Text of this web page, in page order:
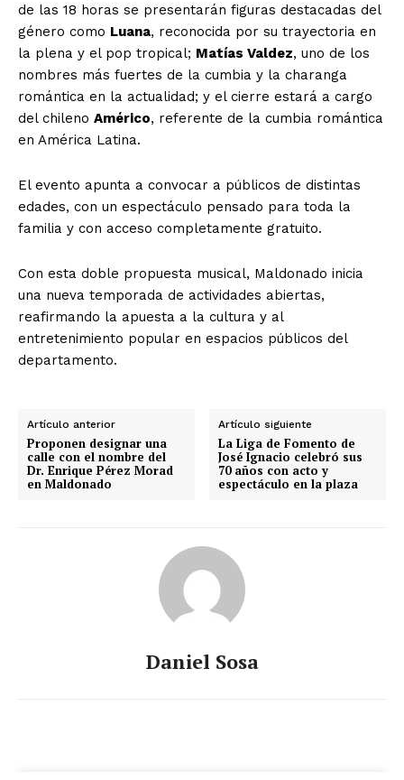
de las 18 horas se presentarán figuras destacadas del
género como Luana, reconocida por su trayectoria en
la plena y el pop tropical; Matías Valdez, uno de los
nombres más fuertes de la cumbia y la charanga
romántica en la actualidad; y el cierre estará a cargo
del chileno Américo, referente de la cumbia romántica
en América Latina.
El evento apunta a convocar a públicos de distintas
edades, con un espectáculo pensado para toda la
familia y con acceso completamente gratuito.
Con esta doble propuesta musical, Maldonado inicia
una nueva temporada de actividades abiertas,
reafirmando la apuesta a la cultura y al
entretenimiento popular en espacios públicos del
departamento.
Artículo anterior
Proponen designar una
calle con el nombre del
Dr. Enrique Pérez Morad
en Maldonado
Artículo siguiente
La Liga de Fomento de
José Ignacio celebró sus
70 años con acto y
espectáculo en la plaza
Daniel Sosa